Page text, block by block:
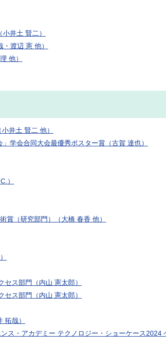
井土 賢二）
渡辺 憲 他）
他）
井土 賢二 他）
学会合同大会最優秀ポスター賞（古賀 達也）
）
賞（研究部門）（大橋 春香 他）
ス部門（内山 憲太郎）
ス部門（内山 憲太郎）
哉）
ス・アカデミー テクノロジー・ショーケース2024